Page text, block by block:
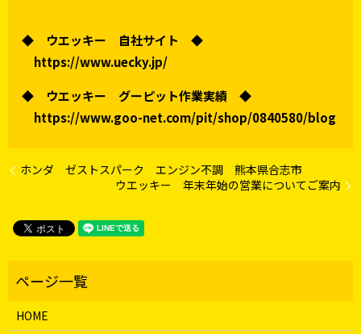
◆ ウエッキー 自社サイト ◆
https://www.uecky.jp/
◆ ウエッキー グーピット作業実績 ◆
https://www.goo-net.com/pit/shop/0840580/blog
ホンダ ゼストスパーク エンジン不調 熊本県合志市
ウエッキー 年末年始の営業についてご案内
HOME